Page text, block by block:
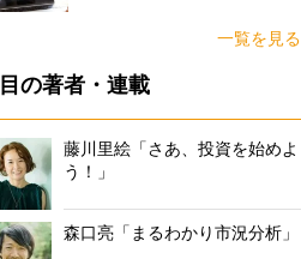
一覧を見る
の著者・連載
藤川里絵「さあ、投資を始めよ
う！」
森口亮「まるわかり市況分析」